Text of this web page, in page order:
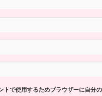
トで使用するためブラウザーに自分